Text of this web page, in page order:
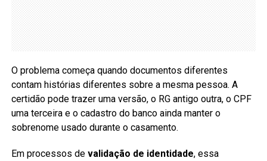
O problema começa quando documentos diferentes
contam histórias diferentes sobre a mesma pessoa. A
certidão pode trazer uma versão, o RG antigo outra, o CPF
uma terceira e o cadastro do banco ainda manter o
sobrenome usado durante o casamento.
Em processos de validação de identidade, essa